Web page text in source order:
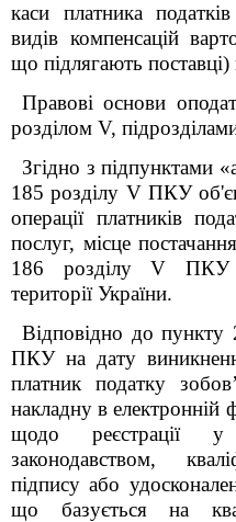
каси платника
видів компенсацій
що підлягають
Правові основи
розділом V,
Згідно з підпунктами
185 розділу V ПКУ
операції платників
послуг, місце
186 розділу V ПКУ
території України.
Відповідно до пункту
ПКУ на дату
платник податку
накладну в
щодо реєстрації у
законодавством,
підпису або
що базується на